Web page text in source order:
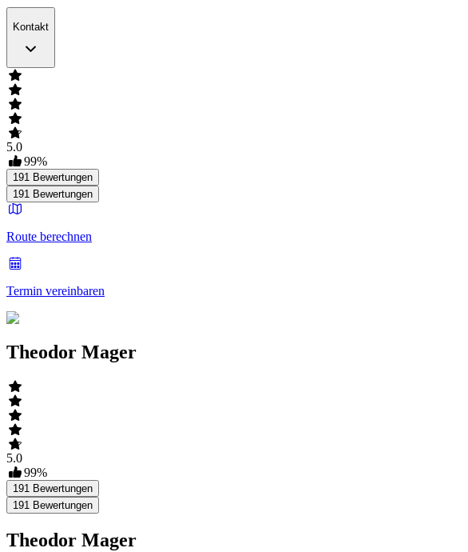
Kontakt
5.0
99%
191 Bewertungen
191 Bewertungen
Route berechnen
Termin vereinbaren
Theodor Mager
5.0
99%
191 Bewertungen
191 Bewertungen
Theodor Mager